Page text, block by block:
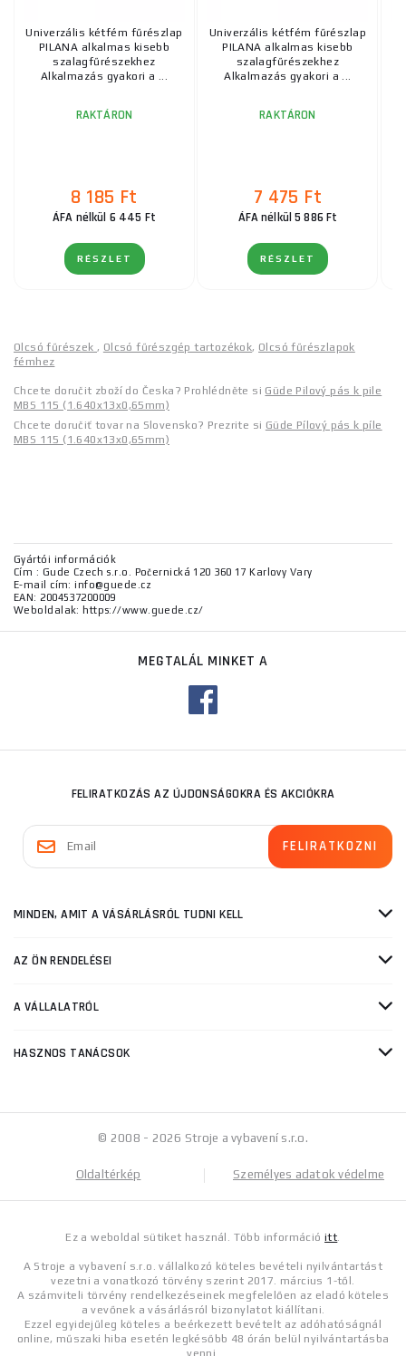
Univerzális kétfém fűrészlap
PILANA alkalmas kisebb
szalagfűrészekhez
Alkalmazás gyakori a ...
RAKTÁRON
8 185 Ft
ÁFA nélkül 6 445 Ft
RÉSZLET
Univerzális kétfém fűrészlap
PILANA alkalmas kisebb
szalagfűrészekhez
Alkalmazás gyakori a ...
RAKTÁRON
7 475 Ft
ÁFA nélkül 5 886 Ft
RÉSZLET
Olcsó fűrészek, Olcsó fűrészgép tartozékok, Olcsó fűrészlapok
fémhez
Chcete doručit zboží do Česka? Prohlédněte si Güde Pilový pás k pile
MBS 115 (1.640x13x0,65mm)
Chcete doručiť tovar na Slovensko? Prezrite si Güde Pílový pás k píle
MBS 115 (1.640x13x0,65mm)
Gyártói információk
Cím : Gude Czech s.r.o. Počernická 120 360 17 Karlovy Vary
E-mail cím: info@guede.cz
EAN: 2004537200009
Weboldalak: https://www.guede.cz/
MEGTALÁL MINKET A
FELIRATKOZÁS AZ ÚJDONSÁGOKRA ÉS AKCIÓKRA
MINDEN, AMIT A VÁSÁRLÁSRÓL TUDNI KELL
AZ ÖN RENDELÉSEI
A VÁLLALATRÓL
HASZNOS TANÁCSOK
© 2008 - 2026 Stroje a vybavení s.r.o.
Oldaltérkép Személyes adatok védelme
Ez a weboldal sütiket használ. Több információitt.
A Stroje a vybavení s.r.o. vállalkozó köteles bevételi nyilvántartást
vezetni a vonatkozó törvény szerint 2017. március 1-től.
A számviteli törvény rendelkezéseinek megfelelően az eladó köteles
a vevőnek a vásárlásról bizonylatot kiállítani.
Ezzel egyidejűleg köteles a beérkezett bevételt az adóhatóságnál
online, műszaki hiba esetén legkésőbb 48 órán belül nyilvántartásba
venni.